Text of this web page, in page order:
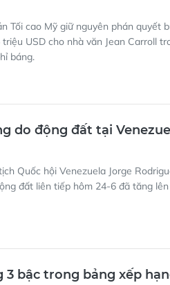
Tối cao Mỹ giữ nguyên phán quyết
USD cho nhà văn Jean Carroll
báng.
do động đất tại
Quốc hội Venezuela Jorge
đất liên tiếp hôm 24-6 đã tăng lên
3 bậc trong bảng xếp